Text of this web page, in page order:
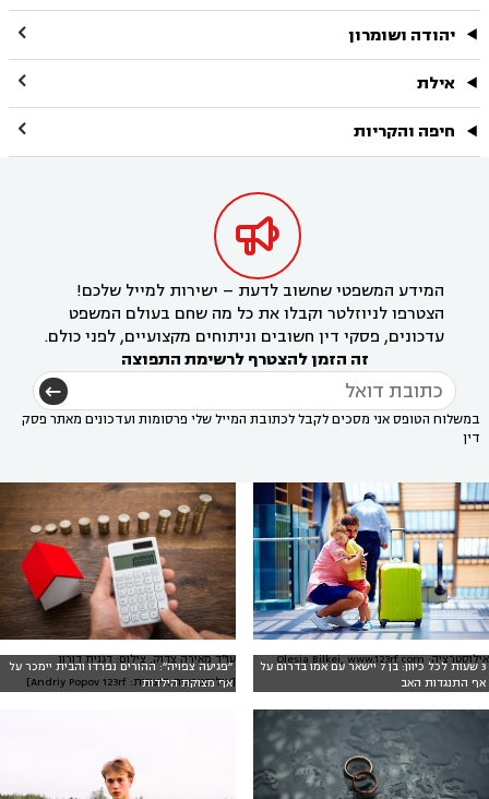
יהודה ושומרון 
אילת 
חיפה והקריות 

המידע המשפטי שחשוב לדעת – ישירות למייל שלכם!
הצטרפו לניוזלטר וקבלו את כל מה שחם בעולם המשפט
עדכונים, פסקי דין חשובים וניתוחים מקצועיים, לפני כולם.
זה הזמן להצטרף לרשימת התפוצה
במשלוח הטופס אני מסכים לקבל לכתובת המייל שלי פרסומות ועדכונים מאתר פסק
דין
3 שעות לכל כיוון: בן 7 יישאר עם אמו בדרום על
אף התנגדות האב
אילוסטרציה: Olesia Bilkei, www.123rf.com
״פגיעה צפויה״: ההורים נפרדו והבית יימכר על
אף מצוקת הילדות
עו"ד מאירה צדוק, צילום: דגנית דורון
[אילוסטרציה חיצונית: Andriy Popov 123rf]